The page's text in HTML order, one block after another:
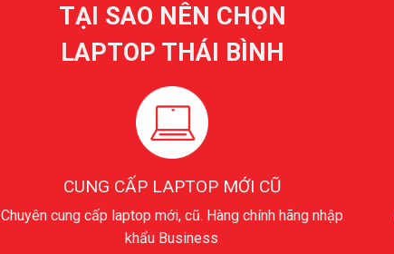
TẠI SAO NÊN CHỌN
LAPTOP THÁI BÌNH
CUNG CẤP LAPTOP MỚI CŨ
Chuyên cung cấp laptop mới, cũ. Hàng chính hãng nhập
khẩu Business